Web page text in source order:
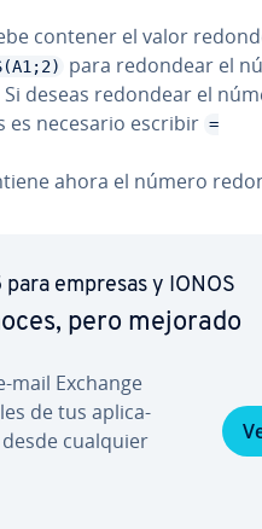
contener el valor
para redondear el
deseas redondear el
es necesario escribir =
ahora el número
empresas y IONOS
pero mejorado
mail Exchange
de tus apli­ca­
cualquier